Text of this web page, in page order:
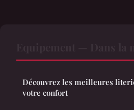
Découvrez les meilleures
votre confort